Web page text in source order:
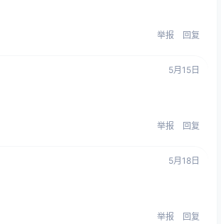
举报 回复
5月15日
举报 回复
5月18日
举报 回复